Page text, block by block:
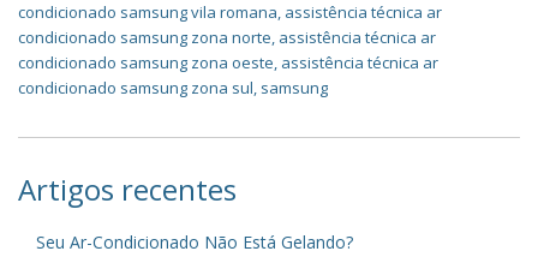
condicionado samsung vila romana, assistência técnica ar
condicionado samsung zona norte, assistência técnica ar
condicionado samsung zona oeste, assistência técnica ar
condicionado samsung zona sul, samsung
Artigos recentes
Seu Ar-Condicionado Não Está Gelando?